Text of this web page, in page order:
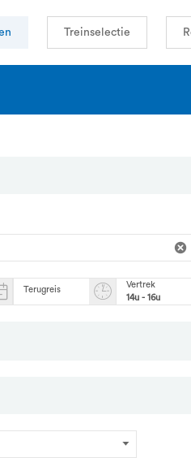
Treinselectie
Terugreis
Vertrek
14u - 16u